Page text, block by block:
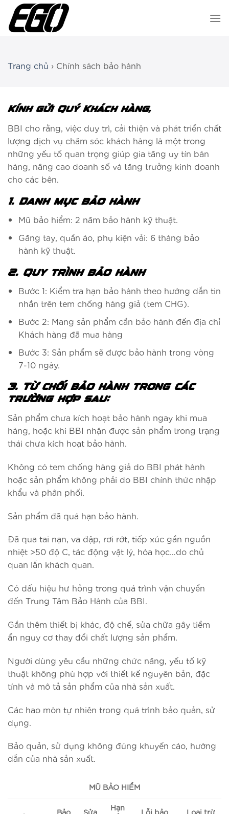
Chuyển
đến
nội
Trang chủ › Chính sách bảo hành
Kính gửi Quý Khách hàng,
BBI cho rằng, việc duy trì, cải thiện và phát triển chất
lượng dịch vụ chăm sóc khách hàng là một trong
những yếu tố quan trọng giúp gia tăng uy tín bán
hàng, nâng cao doanh số và tăng trưởng kinh doanh
cho các bên.
1. Danh mục bảo hành
Mũ bảo hiểm: 2 năm bảo hành kỹ thuật.
Găng tay, quần áo, phụ kiện vải: 6 tháng bảo
hành kỹ thuật.
2. Quy trình bảo hành
Bước 1: Kiểm tra hạn bảo hành theo hướng dẫn tin
nhắn trên tem chống hàng giả (tem CHG).
Bước 2: Mang sản phẩm cần bảo hành đến địa chỉ
Khách hàng đã mua hàng
Bước 3: Sản phẩm sẽ được bảo hành trong vòng
7-10 ngày.
3. Từ chối bảo hành trong các
trường hợp sau:
Sản phẩm chưa kích hoạt bảo hành ngay khi mua
hàng, hoặc khi BBI nhận được sản phẩm trong trạng
thái chưa kích hoạt bảo hành.
Không có tem chống hàng giả do BBI phát hành
hoặc sản phẩm không phải do BBI chính thức nhập
khẩu và phân phối.
Sản phẩm đã quá hạn bảo hành.
Đã qua tai nạn, va đập, rơi rớt, tiếp xúc gần nguồn
nhiệt >50 độ C, tác động vật lý, hóa học…do chủ
quan lẫn khách quan.
Có dấu hiệu hư hỏng trong quá trình vận chuyển
đến Trung Tâm Bảo Hành của BBI.
Gắn thêm thiết bị khác, độ chế, sửa chữa gây tiềm
ẩn nguy cơ thay đổi chất lượng sản phẩm.
Người dùng yêu cầu những chức năng, yếu tố kỹ
thuật không phù hợp với thiết kế nguyên bản, đặc
tính và mô tả sản phẩm của nhà sản xuất.
Các hao mòn tự nhiên trong quá trình bảo quản, sử
dụng.
Bảo quản, sử dụng không đúng khuyến cáo, hướng
dẫn của nhà sản xuất.
MŨ BẢO HIỂM
Bảo
Sửa
Hạn
Lỗi bảo
Loại trừ